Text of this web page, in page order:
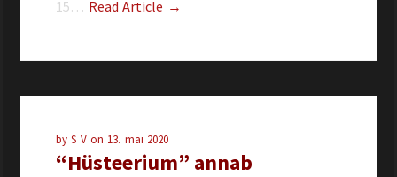
15… Read Article →
byS V on 13. mai 2020
“Hüsteerium” annab